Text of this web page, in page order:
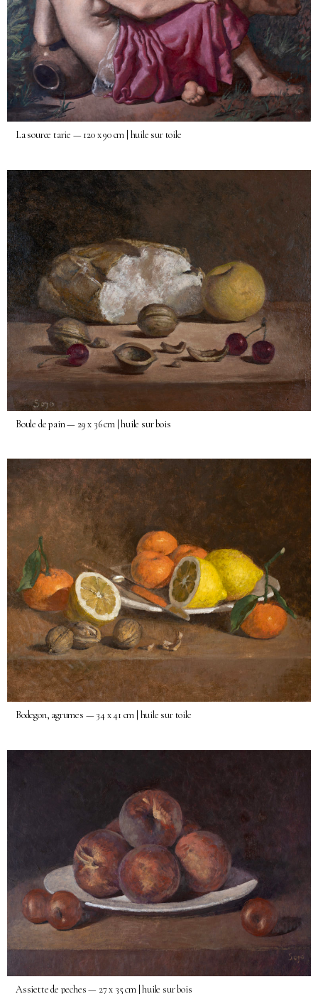
La source tarie — 120 x 90 cm | huile sur toile
Boule de pain — 29 x 36 cm | huile sur bois
Bodegon, agrumes — 34 x 41 cm | huile sur toile
Assiette de peches — 27 x 35 cm | huile sur bois